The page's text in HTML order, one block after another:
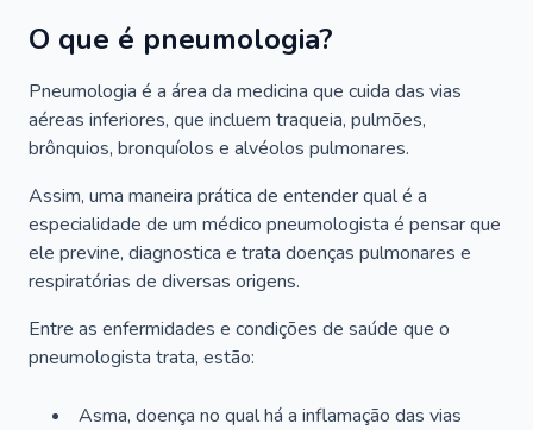
O que é pneumologia?
Pneumologia é a área da medicina que cuida das vias
aéreas inferiores, que incluem traqueia, pulmões,
brônquios, bronquíolos e alvéolos pulmonares.
Assim, uma maneira prática de entender qual é a
especialidade de um médico pneumologista é pensar que
ele previne, diagnostica e trata doenças pulmonares e
respiratórias de diversas origens.
Entre as enfermidades e condições de saúde que o
pneumologista trata, estão:
Asma, doença no qual há a inflamação das vias